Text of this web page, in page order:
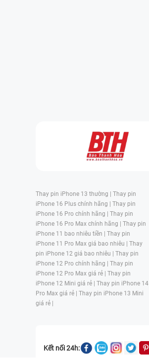
Thay pin iPhone 13 thường | Thay pin
iPhone 16 Plus chính hãng | Thay pin
iPhone 16 Pro chính hãng | Thay pin
iPhone 16 Pro Max chính hãng | Thay pin
iPhone 11 bao nhiêu tiền | Thay pin
iPhone 11 Pro Max giá bao nhiêu | Thay
pin iPhone 12 giá bao nhiêu | Thay pin
iPhone 12 Pro chính hãng | Thay pin
iPhone 12 Pro Max giá rẻ | Thay pin
iPhone 12 Mini giá rẻ | Thay pin iPhone 14
Pro Max giá rẻ | Thay pin iPhone 13 Mini
giá rẻ |
Kết nối 24h: